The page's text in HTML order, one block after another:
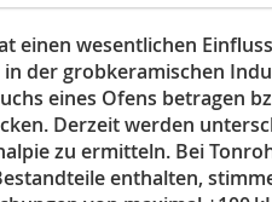
einen wesentlichen
der grobkeramischen
eines Ofens betragen
Derzeit werden
zu ermitteln. Bei
enthalten,